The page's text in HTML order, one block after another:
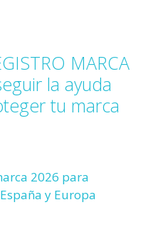
MARCA
la ayuda
tu marca